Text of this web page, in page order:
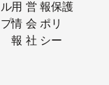
ル
プ
用
情
報
営
会
社
報保護
ポリ
シー